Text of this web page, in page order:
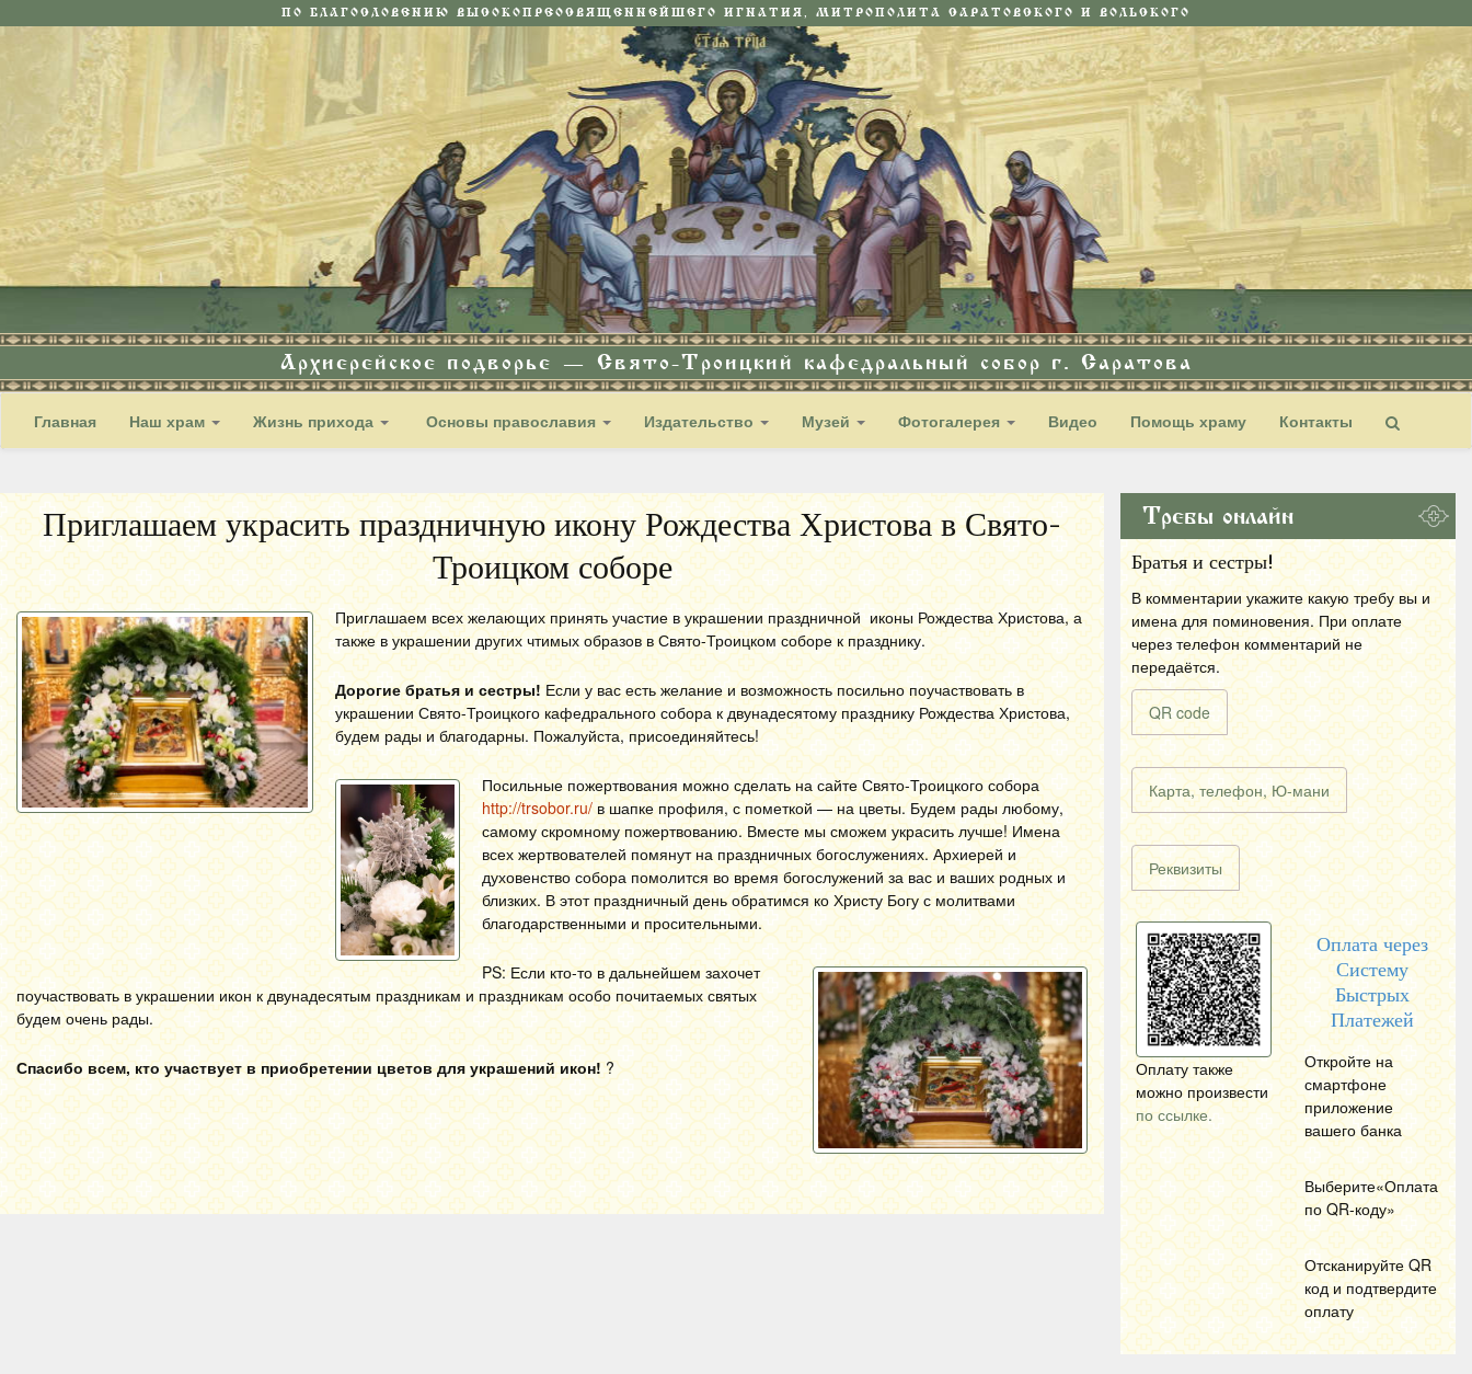
ПО БЛАГОСЛОВЕНИЮ ВЫСОКОПРЕОСВЯЩЕННЕЙШЕГО ИГНАТИЯ, МИТРОПОЛИТА САРАТОВСКОГО И ВОЛЬСКОГО
Архиерейское подворье — Свято-Троицкий кафедральный собор г. Саратова
Главная Наш храм Жизнь прихода Основы православия Издательство Музей Фотогалерея Видео Помощь храму Контакты
Приглашаем украсить праздничную икону Рождества Христова в Свято-
Троицком соборе
Приглашаем всех желающих принять участие в украшении праздничной иконы Рождества Христова, а
также в украшении других чтимых образов в Свято-Троицком соборе к празднику.
Дорогие братья и сестры! Если у вас есть желание и возможность посильно поучаствовать в
украшении Свято-Троицкого кафедрального собора к двунадесятому празднику Рождества Христова,
будем рады и благодарны. Пожалуйста, присоединяйтесь!
Посильные пожертвования можно сделать на сайте Свято-Троицкого собора
http://trsobor.ru/ в шапке профиля, с пометкой — на цветы. Будем рады любому,
самому скромному пожертвованию. Вместе мы сможем украсить лучше! Имена
всех жертвователей помянут на праздничных богослужениях. Архиерей и
духовенство собора помолится во время богослужений за вас и ваших родных и
близких. В этот праздничный день обратимся ко Христу Богу с молитвами
благодарственными и просительными.
PS: Если кто-то в дальнейшем захочет
поучаствовать в украшении икон к двунадесятым праздникам и праздникам особо почитаемых святых
будем очень рады.
Спасибо всем, кто участвует в приобретении цветов для украшений икон! ?
Требы онлайн
Братья и сестры!
В комментарии укажите какую требу вы и
имена для поминовения. При оплате
через телефон комментарий не
передаётся.
QR code
Карта, телефон, Ю-мани
Реквизиты
Оплату также
можно произвести
по ссылке.
Оплата через
Систему
Быстрых
Платежей
Откройте на
смартфоне
приложение
вашего банка
Выберите«Оплата
по QR-коду»
Отсканируйте QR
код и подтвердите
оплату